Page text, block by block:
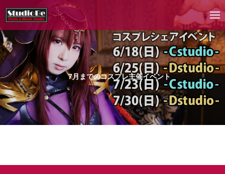
7月までのコスプレ主催イベント